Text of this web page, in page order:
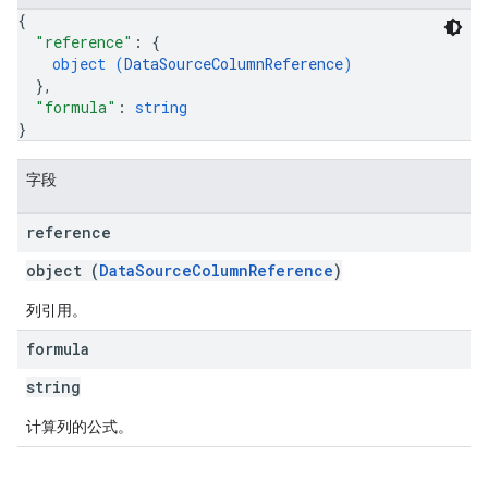
{
"reference" : {
object (DataSourceColumnReference)
},
"formula" : string
}
字段
reference
object (DataSourceColumnReference)
列引用。
formula
string
计算列的公式。